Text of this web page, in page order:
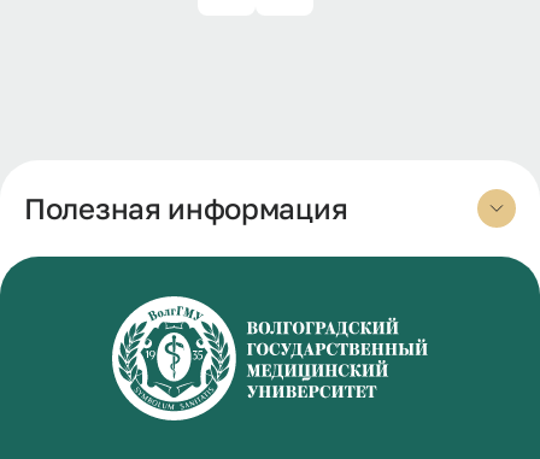
Полезная информация